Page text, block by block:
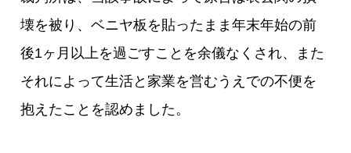
壊を被り、ベニヤ板を貼ったまま年末年始の前
後1ヶ月以上を過ごすことを余儀なくされ、また
それによって生活と家業を営むうえでの不便を
抱えたことを認めました。